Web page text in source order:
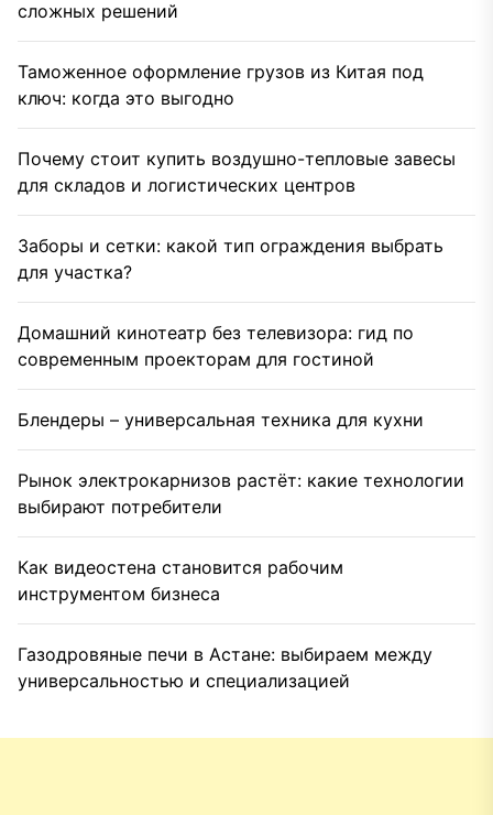
сложных решений
Таможенное оформление грузов из Китая под
ключ: когда это выгодно
Почему стоит купить воздушно-тепловые завесы
для складов и логистических центров
Заборы и сетки: какой тип ограждения выбрать
для участка?
Домашний кинотеатр без телевизора: гид по
современным проекторам для гостиной
Блендеры – универсальная техника для кухни
Рынок электрокарнизов растёт: какие технологии
выбирают потребители
Как видеостена становится рабочим
инструментом бизнеса
Газодровяные печи в Астане: выбираем между
универсальностью и специализацией